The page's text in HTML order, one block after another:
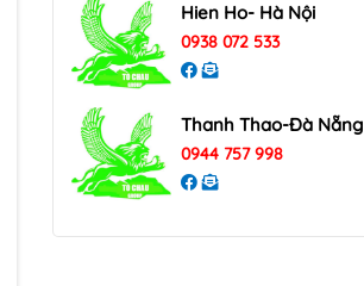
Hien Ho- Hà Nội
0938 072 533
Thanh Thao-Đà Nẵng
0944 757 998